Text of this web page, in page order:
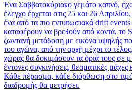
Ένα Σαββατοκύριακο γεμάτο καπνό,
έλεγχο έρχεται στις 25 και 26
ένα από τα πιο εντυπωσιακά drift events
καταφέρουν να βρεθούν από κοντά, το
ζωντανή μετάδοση με εικόνα υψηλής
του αγώνα, από την αρχή μέχρι το
χώρας θα δοκιμάσουν τα όριά τους σε
έντονες συγκινήσεις, θεαματικές
Κάθε πέρασμα, κάθε διόρθωση στο
διαδρομής θα μετρήσει.